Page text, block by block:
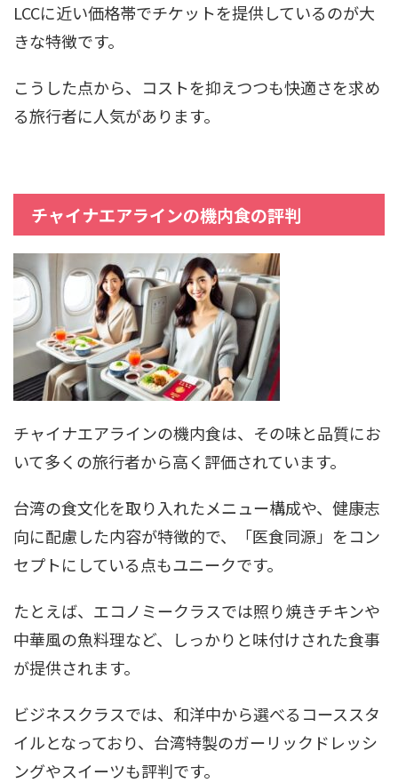
LCCに近い価格帯でチケットを提供しているのが大
きな特徴です。
こうした点から、コストを抑えつつも快適さを求め
る旅行者に人気があります。
チャイナエアラインの機内食の評判
チャイナエアラインの機内食は、その味と品質にお
いて多くの旅行者から高く評価されています。
台湾の食文化を取り入れたメニュー構成や、健康志
向に配慮した内容が特徴的で、「医食同源」をコン
セプトにしている点もユニークです。
たとえば、エコノミークラスでは照り焼きチキンや
中華風の魚料理など、しっかりと味付けされた食事
が提供されます。
ビジネスクラスでは、和洋中から選べるコーススタ
イルとなっており、台湾特製のガーリックドレッシ
ングやスイーツも評判です。